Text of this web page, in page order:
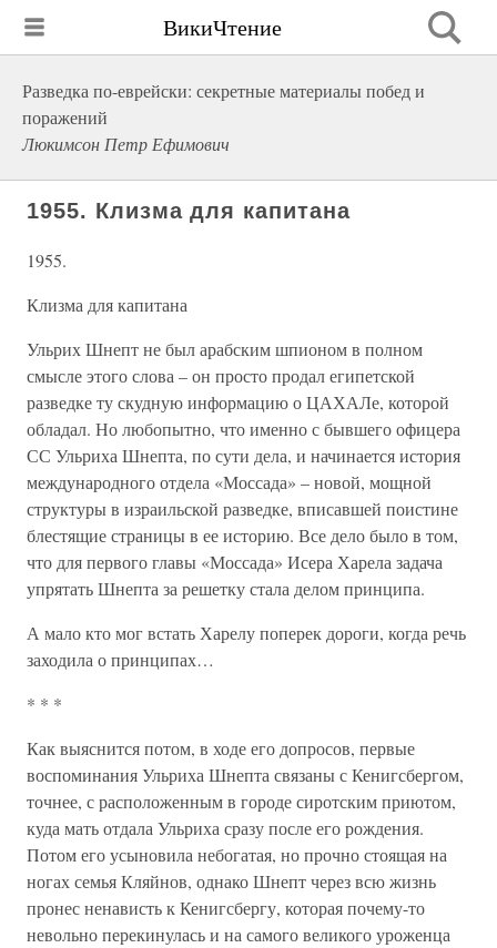
ВикиЧтение
Разведка по-еврейски: секретные материалы побед и
поражений
Люкимсон Петр Ефимович
1955. Клизма для капитана
1955.
Клизма для капитана
Ульрих Шнепт не был арабским шпионом в полном
смысле этого слова – он просто продал египетской
разведке ту скудную информацию о ЦАХАЛе, которой
обладал. Но любопытно, что именно с бывшего офицера
СС Ульриха Шнепта, по сути дела, и начинается история
международного отдела «Моссада» – новой, мощной
структуры в израильской разведке, вписавшей поистине
блестящие страницы в ее историю. Все дело было в том,
что для первого главы «Моссада» Исера Харела задача
упрятать Шнепта за решетку стала делом принципа.
А мало кто мог встать Харелу поперек дороги, когда речь
заходила о принципах…
* * *
Как выяснится потом, в ходе его допросов, первые
воспоминания Ульриха Шнепта связаны с Кенигсбергом,
точнее, с расположенным в городе сиротским приютом,
куда мать отдала Ульриха сразу после его рождения.
Потом его усыновила небогатая, но прочно стоящая на
ногах семья Кляйнов, однако Шнепт через всю жизнь
пронес ненависть к Кенигсбергу, которая почему-то
невольно перекинулась и на самого великого уроженца